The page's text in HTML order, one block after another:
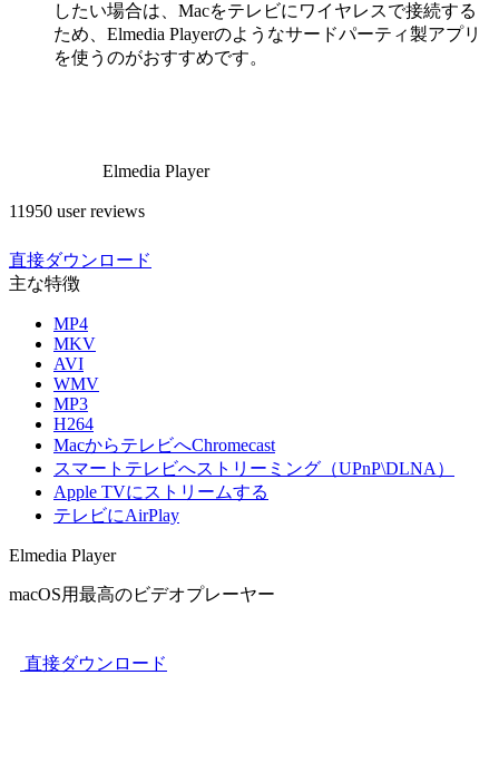
したい場合は、Macをテレビにワイヤレスで接続する
ため、Elmedia Playerのようなサードパーティ製アプリ
を使うのがおすすめです。
Elmedia Player
11950 user reviews
直接ダウンロード
主な特徴
MP4
MKV
AVI
WMV
MP3
H264
MacからテレビへChromecast
スマートテレビへストリーミング（UPnP\DLNA）
Apple TVにストリームする
テレビにAirPlay
Elmedia Player
macOS用最高のビデオプレーヤー
直接ダウンロード